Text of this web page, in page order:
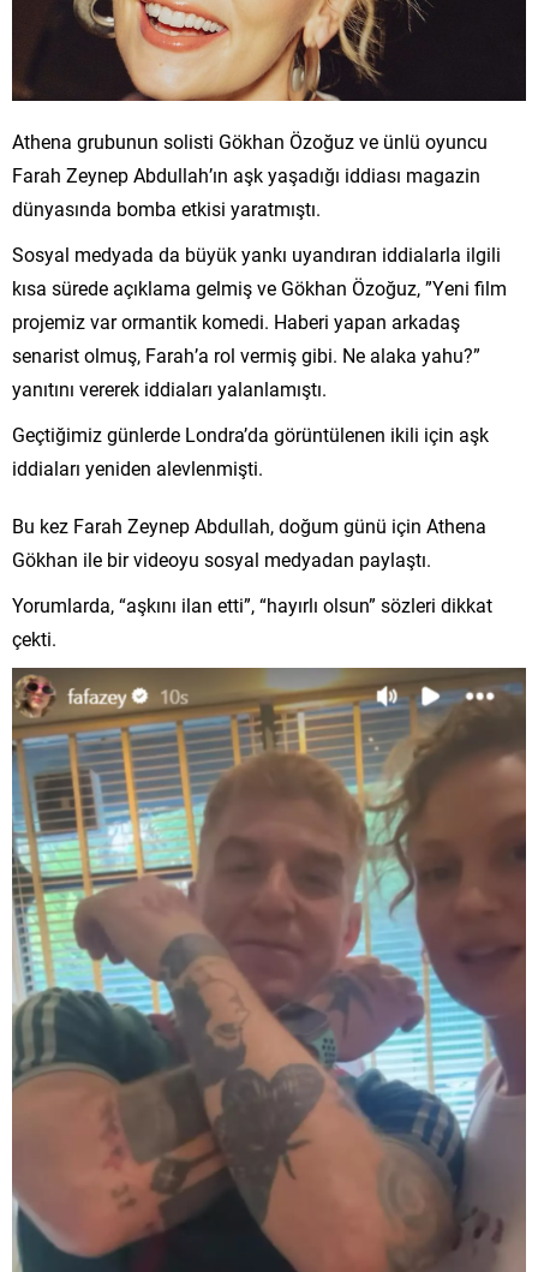
Athena grubunun solisti Gökhan Özoğuz ve ünlü oyuncu
Farah Zeynep Abdullah’ın aşk yaşadığı iddiası magazin
dünyasında bomba etkisi yaratmıştı.
Sosyal medyada da büyük yankı uyandıran iddialarla ilgili
kısa sürede açıklama gelmiş ve Gökhan Özoğuz, ”Yeni film
projemiz var ormantik komedi. Haberi yapan arkadaş
senarist olmuş, Farah’a rol vermiş gibi. Ne alaka yahu?”
yanıtını vererek iddiaları yalanlamıştı.
Geçtiğimiz günlerde Londra’da görüntülenen ikili için aşk
iddiaları yeniden alevlenmişti.
Bu kez Farah Zeynep Abdullah, doğum günü için Athena
Gökhan ile bir videoyu sosyal medyadan paylaştı.
Yorumlarda, “aşkını ilan etti”, “hayırlı olsun” sözleri dikkat
çekti.